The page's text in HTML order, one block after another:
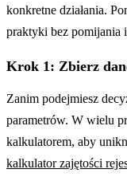
konkretne działania.
praktyki bez pomijania
Krok 1: Zbierz
Zanim podejmiesz
parametrów. W wielu
kalkulatorem, aby
kalkulator zajętości